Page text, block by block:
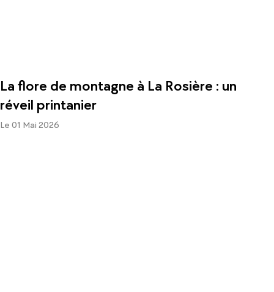
La flore de montagne à La Rosière : un
réveil printanier
Le 01 Mai 2026